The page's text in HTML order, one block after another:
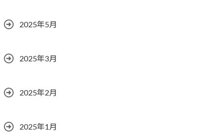
2025年5月
2025年3月
2025年2月
2025年1月